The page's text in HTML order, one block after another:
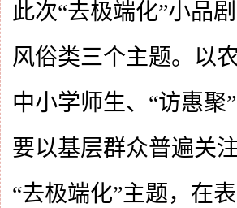
此次“去极端化”小品
风俗类三个主题。以
中小学师生、“访惠
要以基层群众普遍关
“去极端化”主题，在